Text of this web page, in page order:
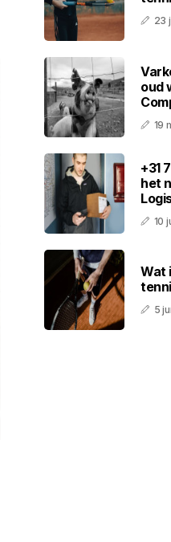
23
oud
19
+31
het
10
Wat
5